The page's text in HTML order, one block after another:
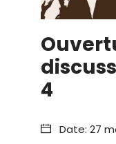
4
Date: 27